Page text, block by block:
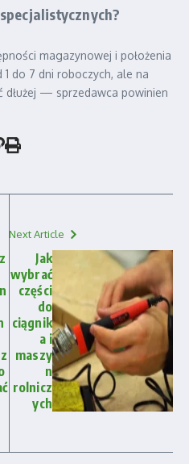
magazynowej i położenia
do 7 dni roboczych, ale na
dłużej — sprzedawca powinien
Next Article
Jak
wybrać
części
do
ciągnik
a i
maszy
n
rolnicz
ych